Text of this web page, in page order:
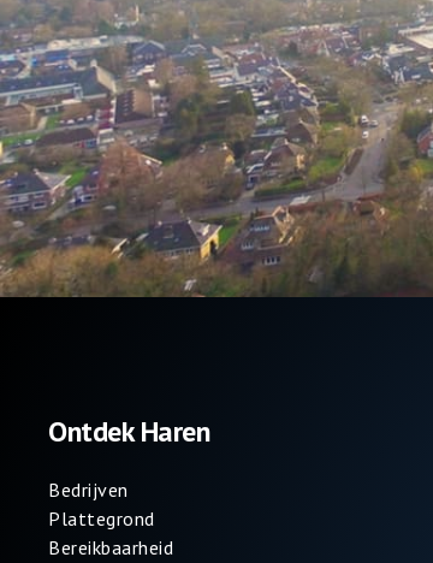
Ontdek Haren
Bedrijven
Plattegrond
Bereikbaarheid